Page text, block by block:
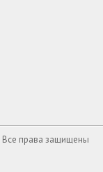
права защищены